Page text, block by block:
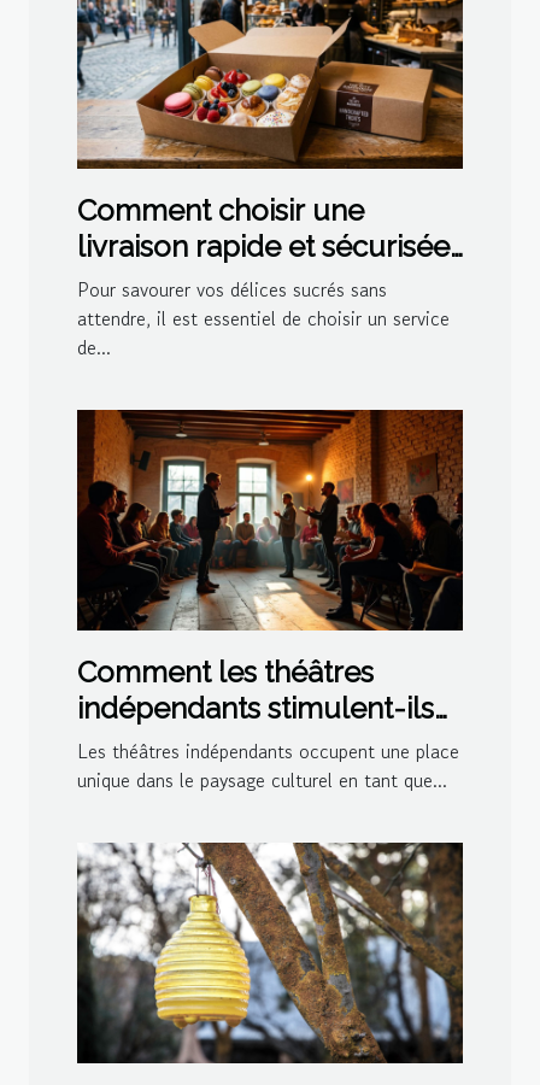
Comment choisir une
livraison rapide et sécurisée
pour vos délices sucrés ?
Pour savourer vos délices sucrés sans
attendre, il est essentiel de choisir un service
de...
Comment les théâtres
indépendants stimulent-ils
la créativité culturelle ?
Les théâtres indépendants occupent une place
unique dans le paysage culturel en tant que...